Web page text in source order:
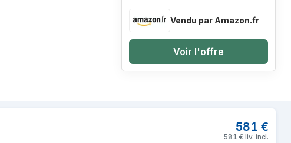
Vendu par Amazon.fr
Voir l'offre
Acier satin
581 €
581 € liv. incl.